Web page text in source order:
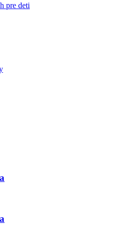
pre deti